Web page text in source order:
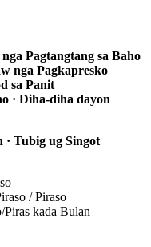
Pagtangtang sa Baho
nga Pagkapresko
sa Panit
· Diha-diha dayon
· Tubig ug Singot
/ Piraso
Piras kada Bulan